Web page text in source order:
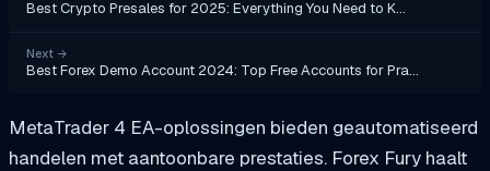
Best Crypto Presales for 2025: Everything You Need to K…
Next →
Best Forex Demo Account 2024: Top Free Accounts for Pra…
MetaTrader 4 EA-oplossingen bieden geautomatiseerd
handelen met aantoonbare prestaties. Forex Fury haalt